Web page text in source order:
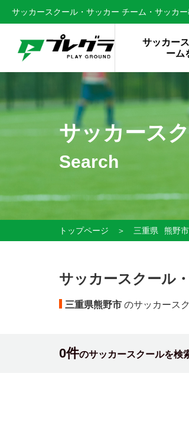
サッカースクール・サッカー チーム・サッカ
サッカー
ーム
サッカース
Search
トップページ ＞ 三重県 熊野
サッカースクール
三重県熊野市 のサッカース
0件のサッカースクールを検